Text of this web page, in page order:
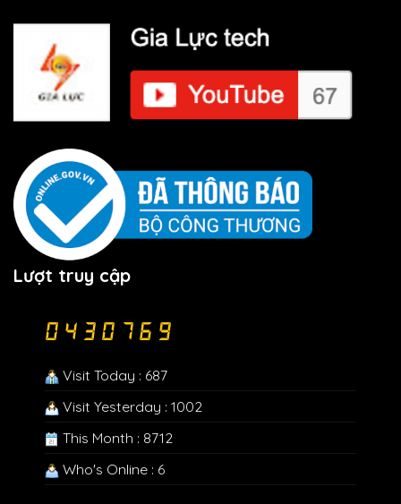
Lượt truy cập
Visit Today : 687
Visit Yesterday : 1002
This Month : 8712
Who's Online : 6